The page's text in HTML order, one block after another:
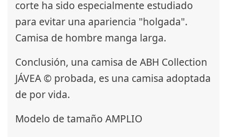
corte ha sido especialmente estudiado
para evitar una apariencia "holgada".
Camisa de hombre manga larga.
Conclusión, una camisa de ABH Collection
JÁVEA © probada, es una camisa adoptada
de por vida.
Modelo de tamaño AMPLIO